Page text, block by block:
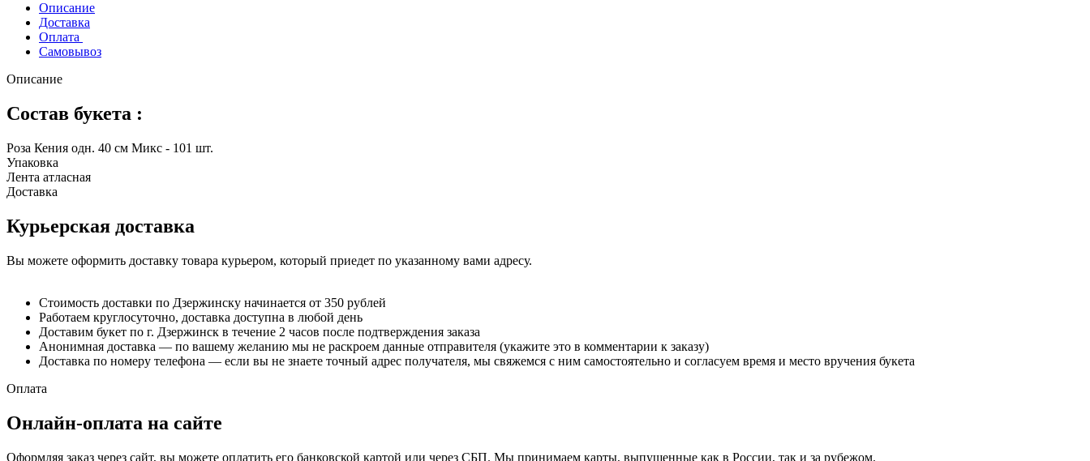
Описание
Доставка
Оплата
Самовывоз
Описание
Состав букета :
Роза Кения одн. 40 см Микс - 101 шт.
Упаковка
Лента атласная
Доставка
Курьерская доставка
Вы можете оформить доставку товара курьером, который приедет по указанному вами адресу.
Стоимость доставки по Дзержинску начинается от 350 рублей
Работаем круглосуточно, доставка доступна в любой день
Доставим букет по г. Дзержинск в течение 2 часов после подтверждения заказа
Анонимная доставка — по вашему желанию мы не раскроем данные отправителя (укажите это в комментарии к заказу)
Доставка по номеру телефона — если вы не знаете точный адрес получателя, мы свяжемся с ним самостоятельно и согласуем время и место вручения букета
Оплата
Онлайн-оплата на сайте
Оформляя заказ через сайт, вы можете оплатить его банковской картой или через СБП. Мы принимаем карты, выпущенные как в России, так и за рубежом.